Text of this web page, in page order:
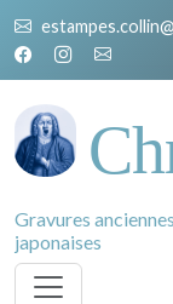
Gravures
japonaises